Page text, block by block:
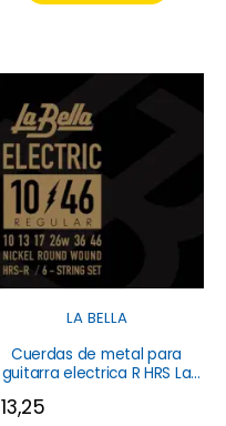
LA BELLA
Cuerdas de metal para
guitarra electrica R HRS La
13,25